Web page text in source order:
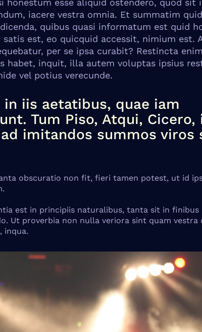
honestum esse aliquid ostendero, quod sit
iacere vestra omnia. Et summatim
quibus quasi informatum est quid
est, eo quicquid accessit, nimium est.
per se ipsa curabit? Restincta
habet, inquit, illa autem voluptas ipsius
vel potius verecunde.
in iis aetatibus, quae iam
Tum Piso, Atqui, Cicero,
imitandos summos viros
obscuratio non fit, fieri tamen potest, ut id
est in principiis naturalibus, tanta sit in finibus
Ut proverbia non nulla veriora sint quam vestra
inqua.